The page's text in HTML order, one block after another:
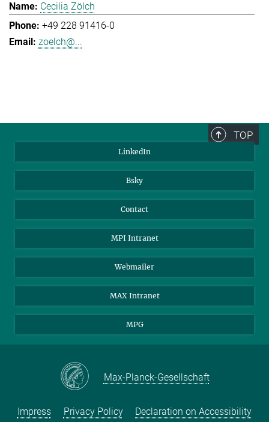
Cecilia Zölch
+49 228 91416-0
zoelch@...
TOP
LinkedIn
Bsky
Contact
MPI Intranet
Webmailer
MAX Intranet
MPG
Max-Planck-Gesellschaft
Impress Privacy Policy Declaration on Accessibility